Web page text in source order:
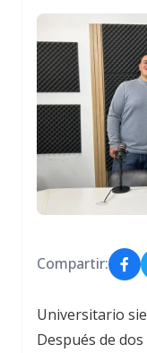
Compartir:
Universitario
Después de